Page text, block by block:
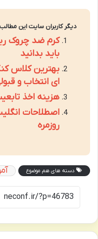
دیگر کاربران سایت این
کرم ضد چروک
باید بدانید
بهترین کلاس
ای انتخاب و
هزینه اخذ
اصطلاحات
روزمره
دسته های هم موضوع